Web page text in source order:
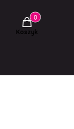
Produkty w
Koszyk